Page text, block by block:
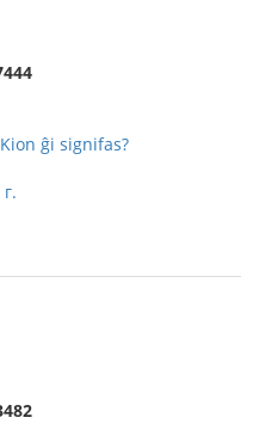
ĝi signifas?